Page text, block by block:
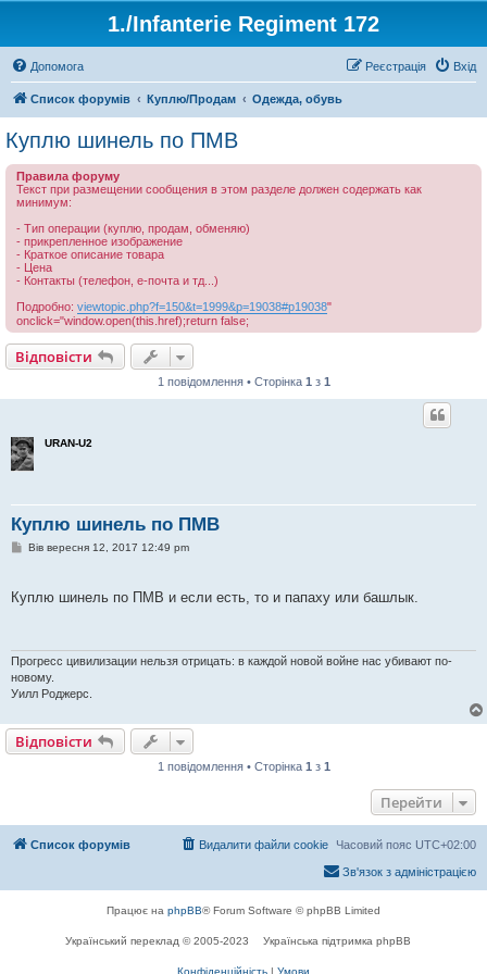
1./Infanterie Regiment 172
Допомога Вхід
Реєстрація
Список форумів Куплю/Продам Одежда, обувь
Куплю шинель по ПМВ
Правила форуму
Текст при размещении сообщения в этом разделе должен содержать как
минимум:
- Тип операции (куплю, продам, обменяю)
- прикрепленное изображение
- Краткое описание товара
- Цена
- Контакты (телефон, е-почта и тд...)
Подробно: viewtopic.php?f=150&t=1999&p=19038#p19038"
onclick="window.open(this.href);return false;
Відповісти
1 повідомлення • Сторінка 1 з 1
URAN-U2
Куплю шинель по ПМВ
П
д
е
н
н
я
Вів вересня 12, 2017 12:49 pm
Куплю шинель по ПМВ и если есть, то и папаху или башлык.
Прогресс цивилизации нельзя отрицать: в каждой новой войне нас убивают по-
новому.
Уилл Роджерс.
Відповісти
1 повідомлення • Сторінка 1 з 1
Перейти
Список форумів Часовий пояс UTC+02:00
Видалити файли cookie
Зв'язок з адміністрацією
Працює на phpBB® Forum Software © phpBB Limited
Український переклад © 2005-2023 Українська підтримка phpBB
Конфіденційність | Умови